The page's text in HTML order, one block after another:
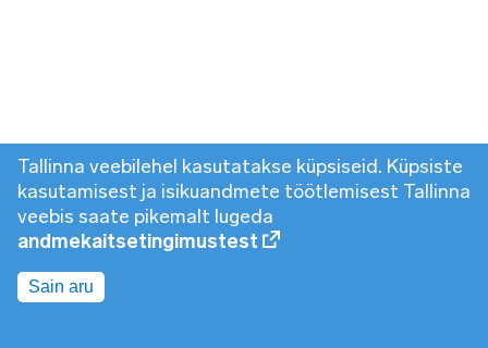
Tallinna veebilehel kasutatakse küpsiseid. Küpsiste
kasutamisest ja isikuandmete töötlemisest Tallinna
veebis saate pikemalt lugeda
andmekaitsetingimustest
Sain aru